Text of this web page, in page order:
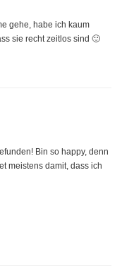
gehe, habe ich kaum
sie recht zeitlos sind 🙂
Bin so happy, denn
meistens damit, dass ich